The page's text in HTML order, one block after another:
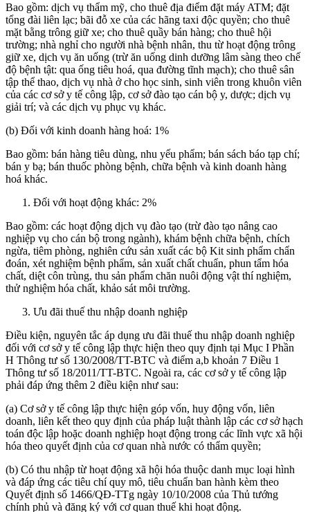
Bao gồm: dịch vụ thẩm mỹ, cho thuê địa điểm đặt máy ATM; đặt
tổng đài liên lạc; bãi đỗ xe của các hãng taxi độc quyền; cho thuê
mặt bằng trông giữ xe; cho thuê quầy bán hàng; cho thuê hội
trường; nhà nghỉ cho người nhà bệnh nhân, thu từ hoạt động trông
giữ xe, dịch vụ ăn uống (trừ ăn uống dinh dưỡng lâm sàng theo chế
độ bệnh tật: qua ống tiêu hoá, qua đường tĩnh mạch); cho thuê sân
tập thể thao, dịch vụ nhà ở cho học sinh, sinh viên trong khuôn viên
của các cơ sở y tế công lập, cơ sở đào tạo cán bộ y, dược; dịch vụ
giải trí; và các dịch vụ phục vụ khác.
(b) Đối với kinh doanh hàng hoá: 1%
Bao gồm: bán hàng tiêu dùng, nhu yếu phẩm; bán sách báo tạp chí;
bán y bạ; bán thuốc phòng bệnh, chữa bệnh và kinh doanh hàng
hoá khác.
Đối với hoạt động khác: 2%
Bao gồm: các hoạt động dịch vụ đào tạo (trừ đào tạo nâng cao
nghiệp vụ cho cán bộ trong ngành), khám bệnh chữa bệnh, chích
ngừa, tiêm phòng, nghiên cứu sản xuất các bộ Kit sinh phẩm chẩn
đoán, xét nghiệm bệnh phẩm, sản xuất chất chuẩn, phun tẩm hóa
chất, diệt côn trùng, thu sản phẩm chăn nuôi động vật thí nghiệm,
thử nghiệm hóa chất, khảo sát môi trường.
Ưu đãi thuế thu nhập doanh nghiệp
Điều kiện, nguyên tắc áp dụng ưu đãi thuế thu nhập doanh nghiệp
đối với cơ sở y tế công lập thực hiện theo quy định tại Mục I Phần
H Thông tư số 130/2008/TT-BTC và điểm a,b khoản 7 Điều 1
Thông tư số 18/2011/TT-BTC. Ngoài ra, các cơ sở y tế công lập
phải đáp ứng thêm 2 điều kiện như sau:
(a) Cơ sở y tế công lập thực hiện góp vốn, huy động vốn, liên
doanh, liên kết theo quy định của pháp luật thành lập các cơ sở hạch
toán độc lập hoặc doanh nghiệp hoạt động trong các lĩnh vực xã hội
hóa theo quyết định của cơ quan nhà nước có thẩm quyền;
(b) Có thu nhập từ hoạt động xã hội hóa thuộc danh mục loại hình
và đáp ứng các tiêu chí quy mô, tiêu chuẩn ban hành kèm theo
Quyết định số 1466/QĐ-TTg ngày 10/10/2008 của Thủ tướng
chính phủ và đăng ký với cơ quan thuế khi hoạt động.